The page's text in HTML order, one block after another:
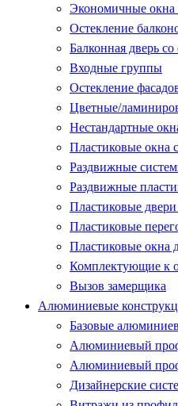
Экономичные окна
Остекление
Балконная дверь
Входные группы
Остекление
Цветные/
Нестандартные
Пластиковые окна
Раздвижные
Раздвижные
Пластиковые
Пластиковые
Пластиковые окна
Комплектующие к
Вызов замерщика
Алюминиевые
Базовые
Алюминиевый
Алюминиевый
Дизайнерские